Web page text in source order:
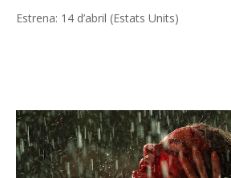
Estrena: 14 d’abril (Estats Units)